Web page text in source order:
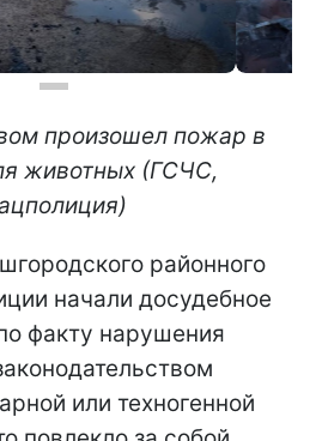
произошел пожар в
животных (ГСЧС,
районного
начали досудебное
факту нарушения
или техногенной